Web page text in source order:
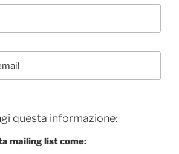
questa informazione:
mailing list come: